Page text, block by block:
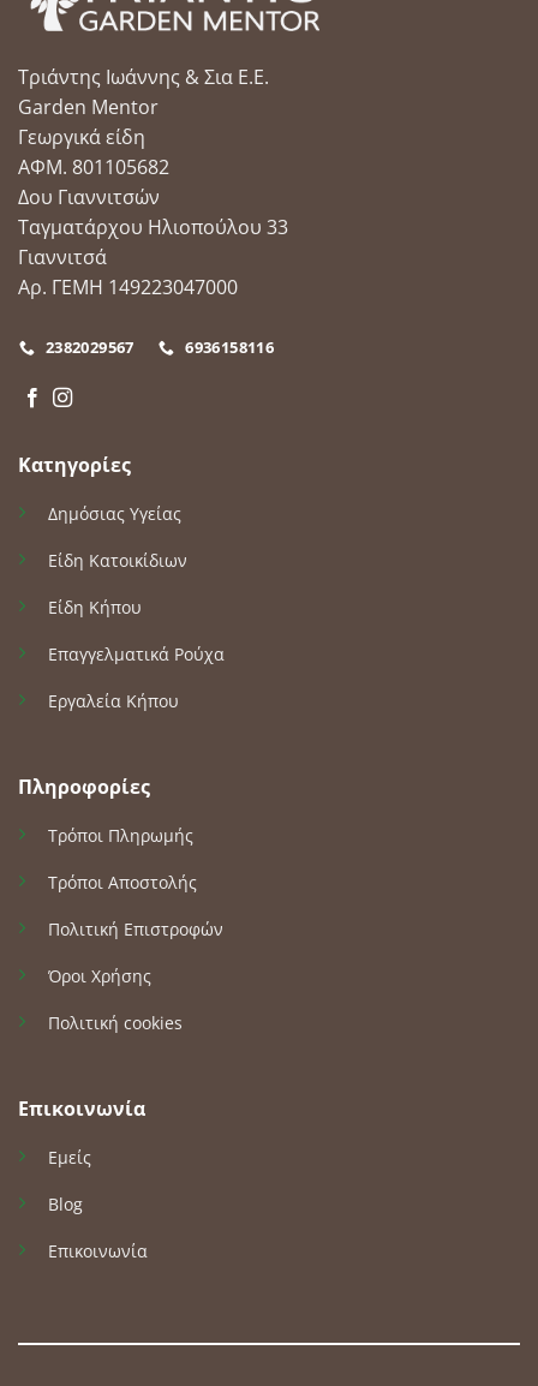
Τριάντης Ιωάννης & Σια Ε.Ε.
Garden Mentor
Γεωργικά είδη
ΑΦΜ. 801105682
Δου Γιαννιτσών
Ταγματάρχου Ηλιοπούλου 33
Γιαννιτσά
Αρ. ΓΕΜΗ 149223047000
2382029567 6936158116
Κατηγορίες
Δημόσιας Υγείας
Είδη Κατοικίδιων
Είδη Κήπου
Επαγγελματικά Ρούχα
Εργαλεία Κήπου
Πληροφορίες
Τρόποι Πληρωμής
Τρόποι Αποστολής
Πολιτική Επιστροφών
Όροι Χρήσης
Πολιτική cookies
Επικοινωνία
Εμείς
Blog
Επικοινωνία